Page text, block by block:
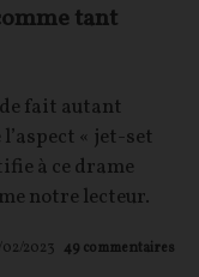
tant
fait autant
« jet-set
à ce drame
notre lecteur.
02/2023 49 commentaires